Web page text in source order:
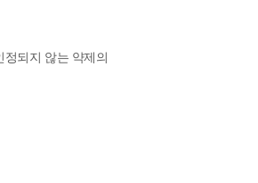
되지 않는 약제의